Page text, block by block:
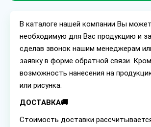
В каталоге нашей компании Вы
необходимую для Вас продукцию и
сделав звонок нашим менеджерам
заявку в форме обратной связи.
возможность нанесения на
или рисунка.
ДОСТАВКА🚚
Стоимость доставки